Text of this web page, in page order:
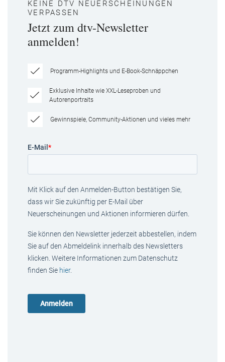
KEINE DTV NEUERSCHEINUNGEN
VERPASSEN
Jetzt zum dtv-Newsletter
anmelden!
Programm-Highlights und E-Book-Schnäppchen
Exklusive Inhalte wie XXL-Leseproben und
Autorenportraits
Gewinnspiele, Community-Aktionen und vieles mehr
E-Mail *
Mit Klick auf den Anmelden-Button bestätigen Sie,
dass wir Sie zukünftig per E-Mail über
Neuerscheinungen und Aktionen informieren dürfen.
Sie können den Newsletter jederzeit abbestellen, indem
Sie auf den Abmeldelink innerhalb des Newsletters
klicken. Weitere Informationen zum Datenschutz
finden Sie hier.